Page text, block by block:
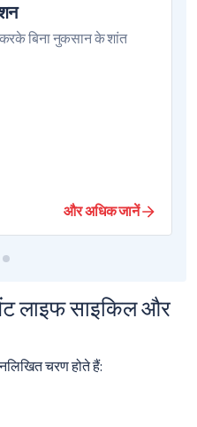
बिना नुकसान के शांत
और अधिक जानें
लाइफ साइकिल और
चरण होते हैं: